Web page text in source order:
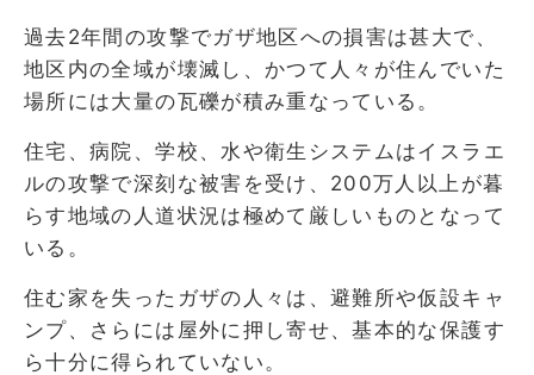
過去2年間の攻撃でガザ地区への損害は甚大で、
地区内の全域が壊滅し、かつて人々が住んでいた
場所には大量の瓦礫が積み重なっている。
住宅、病院、学校、水や衛生システムはイスラエ
ルの攻撃で深刻な被害を受け、200万人以上が暮
らす地域の人道状況は極めて厳しいものとなって
いる。
住む家を失ったガザの人々は、避難所や仮設キャ
ンプ、さらには屋外に押し寄せ、基本的な保護す
ら十分に得られていない。